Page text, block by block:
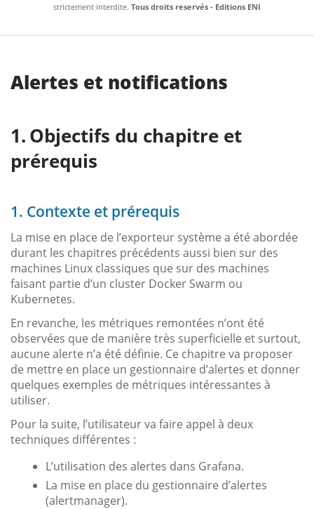
strictement interdite. Tous droits reservés - Editions ENI
Alertes et notifications
Objectifs du chapitre et
prérequis
1. Contexte et prérequis
La mise en place de l’exporteur système a été abordée
durant les chapitres précédents aussi bien sur des
machines Linux classiques que sur des machines
faisant partie d’un cluster Docker Swarm ou
Kubernetes.
En revanche, les métriques remontées n’ont été
observées que de manière très superficielle et surtout,
aucune alerte n’a été définie. Ce chapitre va proposer
de mettre en place un gestionnaire d’alertes et donner
quelques exemples de métriques intéressantes à
utiliser.
Pour la suite, l’utilisateur va faire appel à deux
techniques différentes :
L’utilisation des alertes dans Grafana.
La mise en place du gestionnaire d’alertes
(alertmanager).